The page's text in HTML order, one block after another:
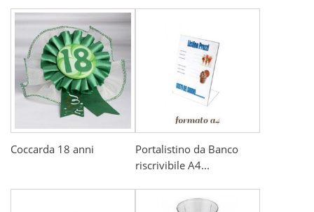
Coccarda 18 anni
Portalistino da Banco
riscrivibile A4...